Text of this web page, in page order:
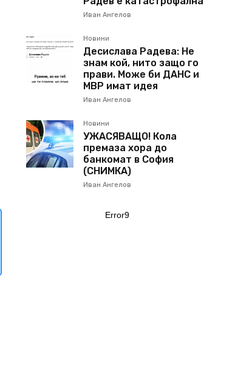
Иван Ангелов
Новини
Десислава Радева: Не
знам кой, нито защо го
прави. Може би ДАНС и
МВР имат идея
Иван Ангелов
Новини
УЖАСЯВАЩО! Кола
премаза хора до
банкомат в София
(СНИМКА)
Иван Ангелов
Error9